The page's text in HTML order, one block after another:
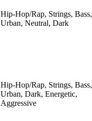
Hip-Hop/Rap, Strings, Bass,
Urban, Neutral, Dark
Hip-Hop/Rap, Strings, Bass,
Urban, Dark, Energetic,
Aggressive